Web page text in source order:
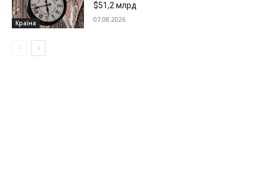
Країна
$51,2 млрд
07.08.2026